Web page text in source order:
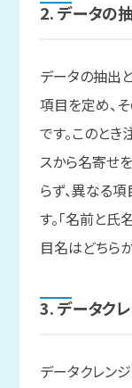
2. データの
データの抽出
項目を定め、
です。このと
スから名寄せ
らず、異なる
す。「名前と氏
目名はどちら
3. データク
データクレン